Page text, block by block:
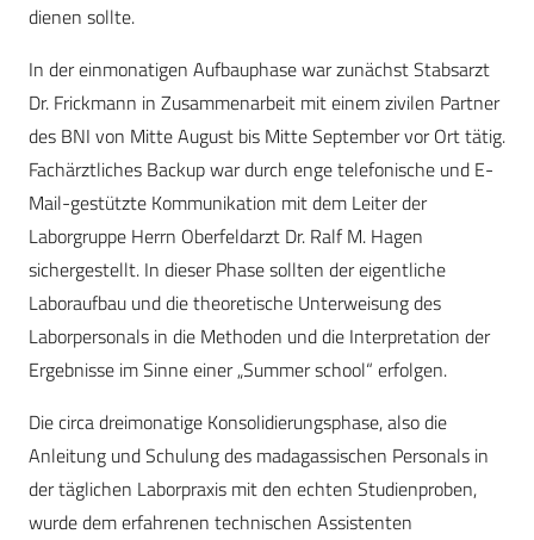
dienen sollte.
In der einmonatigen Aufbauphase war zunächst Stabsarzt
Dr. Frickmann in Zusammenarbeit mit einem zivilen Partner
des BNI von Mitte August bis Mitte September vor Ort tätig.
Fachärztliches Backup war durch enge telefonische und E-
Mail-gestützte Kommunikation mit dem Leiter der
Laborgruppe Herrn Oberfeldarzt Dr. Ralf M. Hagen
sichergestellt. In dieser Phase sollten der eigentliche
Laboraufbau und die theoretische Unterweisung des
Laborpersonals in die Methoden und die Interpretation der
Ergebnisse im Sinne einer „Summer school“ erfolgen.
Die circa dreimonatige Konsolidierungsphase, also die
Anleitung und Schulung des madagassischen Personals in
der täglichen Laborpraxis mit den echten Studienproben,
wurde dem erfahrenen technischen Assistenten